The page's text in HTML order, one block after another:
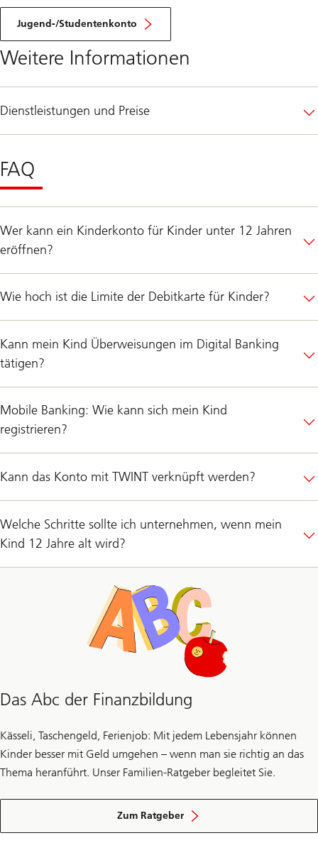
Jugend-/Studentenkonto
Weitere Informationen
Dienstleistungen und Preise
FAQ
Wer kann ein Kinderkonto für Kinder unter 12 Jahren
eröffnen?
Wie hoch ist die Limite der Debitkarte für Kinder?
Kann mein Kind Überweisungen im Digital Banking
tätigen?
Mobile Banking: Wie kann sich mein Kind
registrieren?
Kann das Konto mit TWINT verknüpft werden?
Welche Schritte sollte ich unternehmen, wenn mein
Kind 12 Jahre alt wird?
Das Abc der Finanzbildung
Kässeli, Taschengeld, Ferienjob: Mit jedem Lebensjahr können
Kinder besser mit Geld umgehen – wenn man sie richtig an das
Thema heranführt. Unser Familien-Ratgeber begleitet Sie.
Zum Ratgeber
Finanzbildung